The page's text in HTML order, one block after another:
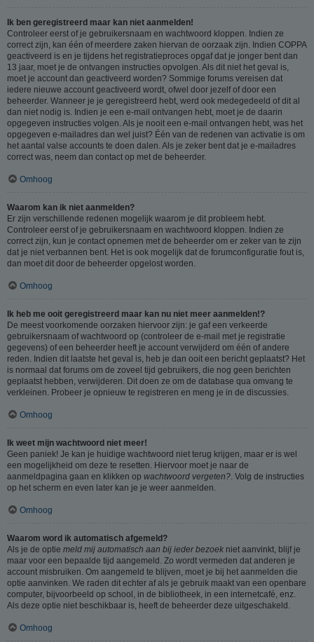
Ik ben geregistreerd maar kan niet aanmelden!
Controleer eerst of je gebruikersnaam en wachtwoord kloppen. Indien ze
correct zijn, kan één of meerdere zaken hiervan de oorzaak zijn. Indien COPPA
geactiveerd is en je tijdens het registratieproces opgaf dat je jonger bent dan
13 jaar, moet je de ontvangen instructies opvolgen. Als dit niet het geval is,
moet je account dan geactiveerd worden? Sommige forums vereisen dat
iedere nieuwe account geactiveerd wordt, ofwel door jezelf of door een
beheerder. Wanneer je je geregistreerd hebt, werd ook medegedeeld of dit al
dan niet nodig is. Indien je een e-mail ontvangen hebt, moet je de daarin
opgegeven instructies volgen. Als je nooit een e-mail ontvangen hebt, was het
opgegeven e-mailadres dan wel juist? Één van de redenen van activatie is om
het aantal valse accounts te doen dalen. Als je zeker bent dat je e-mailadres
correct was, neem dan contact op met de beheerder.
Omhoog
Waarom kan ik niet aanmelden?
Er zijn verschillende redenen mogelijk waarom je dit probleem hebt.
Controleer eerst of je gebruikersnaam en wachtwoord kloppen. Indien ze
correct zijn, kun je contact opnemen met de beheerder om er zeker van te zijn
dat je niet verbannen bent. Het is ook mogelijk dat de forumconfiguratie fout is,
dan moet dit door de beheerder opgelost worden.
Omhoog
Ik heb me ooit geregistreerd maar kan nu niet meer aanmelden!?
De meest voorkomende oorzaken hiervoor zijn: je gaf een verkeerde
gebruikersnaam of wachtwoord op (controleer de e-mail met je registratie
gegevens) of een beheerder heeft je account verwijderd om één of andere
reden. Indien dit laatste het geval is, heb je dan ooit een bericht geplaatst? Het
is normaal dat forums om de zoveel tijd gebruikers, die nog geen berichten
geplaatst hebben, verwijderen. Dit doen ze om de database qua omvang te
verkleinen. Probeer je opnieuw te registreren en meng je in de discussies.
Omhoog
Ik weet mijn wachtwoord niet meer!
Geen paniek! Je kan je huidige wachtwoord niet terug krijgen, maar er is wel
een mogelijkheid om deze te resetten. Hiervoor moet je naar de
aanmeldpagina gaan en klikken op wachtwoord vergeten? . Volg de instructies
op het scherm en even later kan je je weer aanmelden.
Omhoog
Waarom word ik automatisch afgemeld?
Als je de optie meld mij automatisch aan bij ieder bezoek niet aanvinkt, blijf je
maar voor een bepaalde tijd aangemeld. Zo wordt vermeden dat anderen je
account misbruiken. Om aangemeld te blijven, moet je bij het aanmelden die
optie aanvinken. We raden dit echter af als je gebruik maakt van een openbare
computer, bijvoorbeeld op school, in de bibliotheek, in een internetcafé, enz.
Als deze optie niet beschikbaar is, heeft de beheerder deze uitgeschakeld.
Omhoog